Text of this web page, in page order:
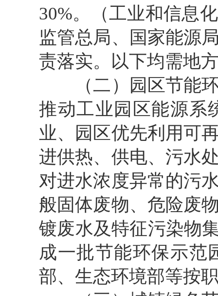
30%。（工业和信息
监管总局、国家能源
责落实。以下均需地
（二）园区节能环
推动工业园区能源系
业、园区优先利用可
进供热、供电、污水
对进水浓度异常的污
般固体废物、危险废
镀废水及特征污染物
成一批节能环保示范
部、生态环境部等按